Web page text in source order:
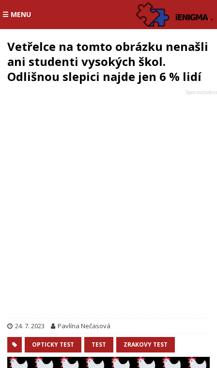
☰ MENU
Vetřelce na tomto obrázku nenašli
ani studenti vysokých škol.
Odlišnou slepici najde jen 6 % lidí
24. 7. 2023 Pavlína Nečasová
OPTICKY TEST TEST ZRAKOVY TEST